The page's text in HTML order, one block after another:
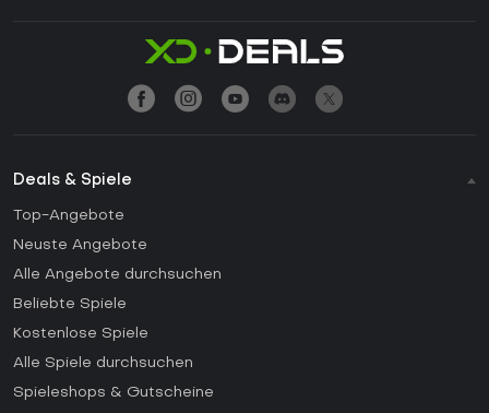
Deals & Spiele
Top-Angebote
Neuste Angebote
Alle Angebote durchsuchen
Beliebte Spiele
Kostenlose Spiele
Alle Spiele durchsuchen
Spieleshops & Gutscheine